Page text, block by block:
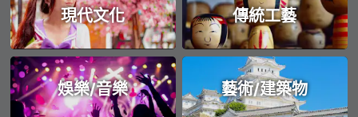
現代文化 傳統工藝
娛樂/音樂 藝術/建築物